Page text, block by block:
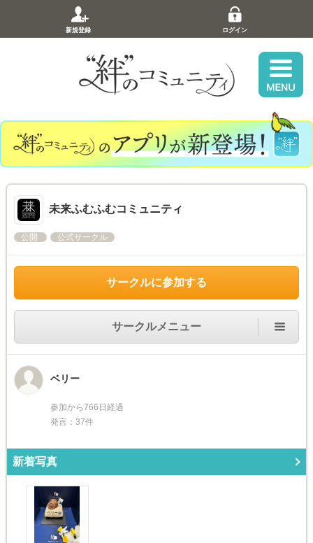
新規登録 ログイン
未来ふむふむコミュニティ
公開 公式サークル
サークルに参加する
サークルメニュー
ベリー
参加から766日経過
発言：37件
新着写真